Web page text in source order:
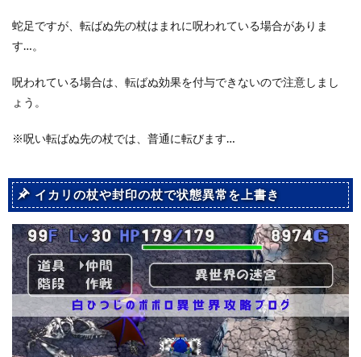
蛇足ですが、転ばぬ先の杖はまれに呪われている場合がありま
す…。
呪われている場合は、転ばぬ効果を付与できないので注意しまし
ょう。
※呪い転ばぬ先の杖では、普通に転びます…
イカリの杖や封印の杖で状態異常を上書き